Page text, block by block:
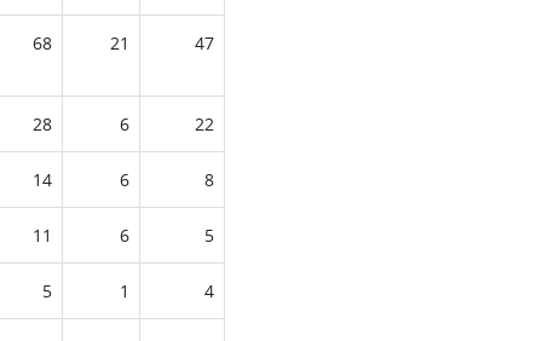
68 21 47
28 6 22
14 6 8
11 6 5
5 1 4